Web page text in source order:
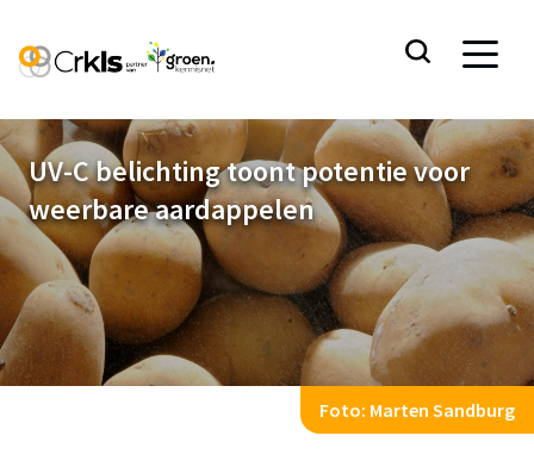
UV-C belichting toont potentie voor weerbare
aardappelen
Volledig onderzoeksrapport
UV-C belichting toont potentie voor
weerbare aardappelen
Foto: Marten Sandburg